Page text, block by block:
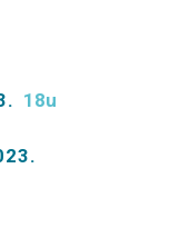
18u